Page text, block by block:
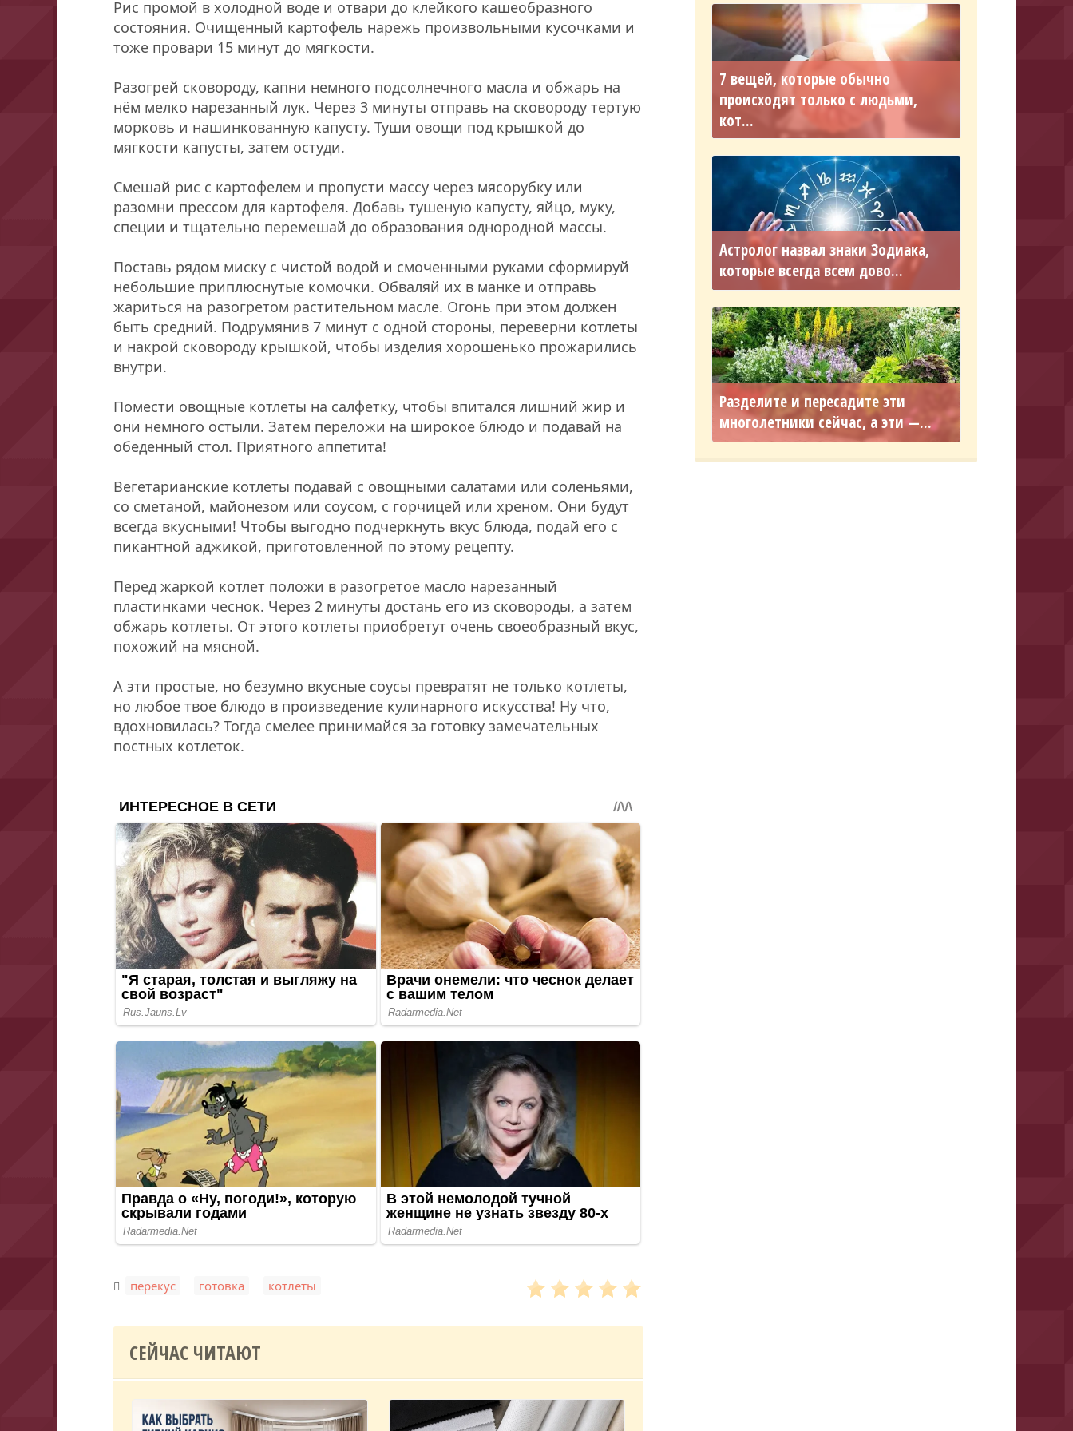
Рис промой в холодной воде и отвари до клейкого кашеобразного
состояния. Очищенный картофель нарежь произвольными кусочками и
тоже провари 15 минут до мягкости.
Разогрей сковороду, капни немного подсолнечного масла и обжарь на
нём мелко нарезанный лук. Через 3 минуты отправь на сковороду тертую
морковь и нашинкованную капусту. Туши овощи под крышкой до
мягкости капусты, затем остуди.
Смешай рис с картофелем и пропусти массу через мясорубку или
разомни прессом для картофеля. Добавь тушеную капусту, яйцо, муку,
специи и тщательно перемешай до образования однородной массы.
Поставь рядом миску с чистой водой и смоченными руками сформируй
небольшие приплюснутые комочки. Обваляй их в манке и отправь
жариться на разогретом растительном масле. Огонь при этом должен
быть средний. Подрумянив 7 минут с одной стороны, переверни котлеты
и накрой сковороду крышкой, чтобы изделия хорошенько прожарились
внутри.
Помести овощные котлеты на салфетку, чтобы впитался лишний жир и
они немного остыли. Затем переложи на широкое блюдо и подавай на
обеденный стол. Приятного аппетита!
Вегетарианские котлеты подавай с овощными салатами или соленьями,
со сметаной, майонезом или соусом, с горчицей или хреном. Они будут
всегда вкусными! Чтобы выгодно подчеркнуть вкус блюда, подай его с
пикантной аджикой, приготовленной по этому рецепту.
Перед жаркой котлет положи в разогретое масло нарезанный
пластинками чеснок. Через 2 минуты достань его из сковороды, а затем
обжарь котлеты. От этого котлеты приобретут очень своеобразный вкус,
похожий на мясной.
А эти простые, но безумно вкусные соусы превратят не только котлеты,
но любое твое блюдо в произведение кулинарного искусства! Ну что,
вдохновилась? Тогда смелее принимайся за готовку замечательных
постных котлеток.
перекус готовка котлеты
СЕЙЧАС ЧИТАЮТ
7 вещей, которые обычно
происходят только с людьми,
кот...
Астролог назвал знаки Зодиака,
которые всегда всем дово...
Разделите и пересадите эти
многолетники сейчас, а эти —...